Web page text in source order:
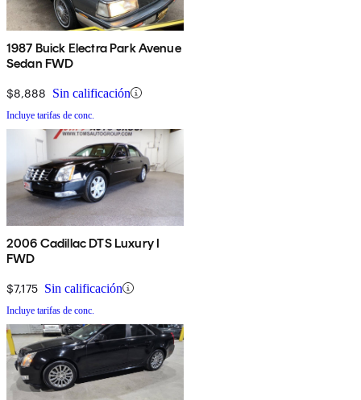
1987 Buick Electra Park Avenue
Sedan FWD
$8,888 Sin calificación
Incluye tarifas de conc.
2006 Cadillac DTS Luxury I
FWD
$7,175 Sin calificación
Incluye tarifas de conc.